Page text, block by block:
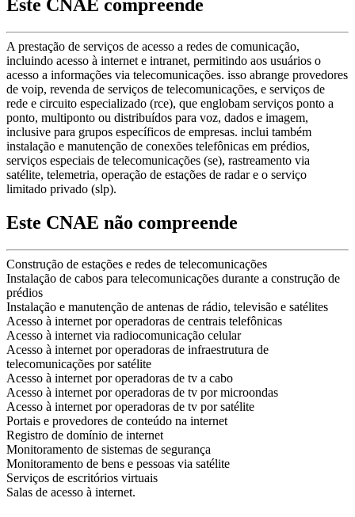
Este CNAE compreende
A prestação de serviços de acesso a redes de comunicação,
incluindo acesso à internet e intranet, permitindo aos usuários o
acesso a informações via telecomunicações. isso abrange provedores
de voip, revenda de serviços de telecomunicações, e serviços de
rede e circuito especializado (rce), que englobam serviços ponto a
ponto, multiponto ou distribuídos para voz, dados e imagem,
inclusive para grupos específicos de empresas. inclui também
instalação e manutenção de conexões telefônicas em prédios,
serviços especiais de telecomunicações (se), rastreamento via
satélite, telemetria, operação de estações de radar e o serviço
limitado privado (slp).
Este CNAE não compreende
Construção de estações e redes de telecomunicações
Instalação de cabos para telecomunicações durante a construção de
prédios
Instalação e manutenção de antenas de rádio, televisão e satélites
Acesso à internet por operadoras de centrais telefônicas
Acesso à internet via radiocomunicação celular
Acesso à internet por operadoras de infraestrutura de
telecomunicações por satélite
Acesso à internet por operadoras de tv a cabo
Acesso à internet por operadoras de tv por microondas
Acesso à internet por operadoras de tv por satélite
Portais e provedores de conteúdo na internet
Registro de domínio de internet
Monitoramento de sistemas de segurança
Monitoramento de bens e pessoas via satélite
Serviços de escritórios virtuais
Salas de acesso à internet.